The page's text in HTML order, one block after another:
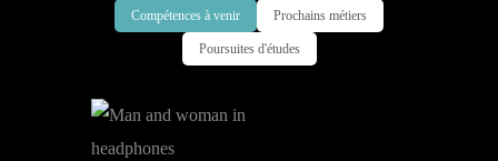
Compétences à venir Prochains métiers
Poursuites d'études